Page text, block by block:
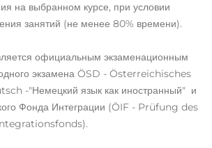
на выбранном курсе, при условии
занятий (не менее 80% времени).
официальным экзаменационным
экзамена ÖSD - Österreichisches
-"Немецкий язык как иностранный" и
Фонда Интеграции (ÖIF - Prüfung des